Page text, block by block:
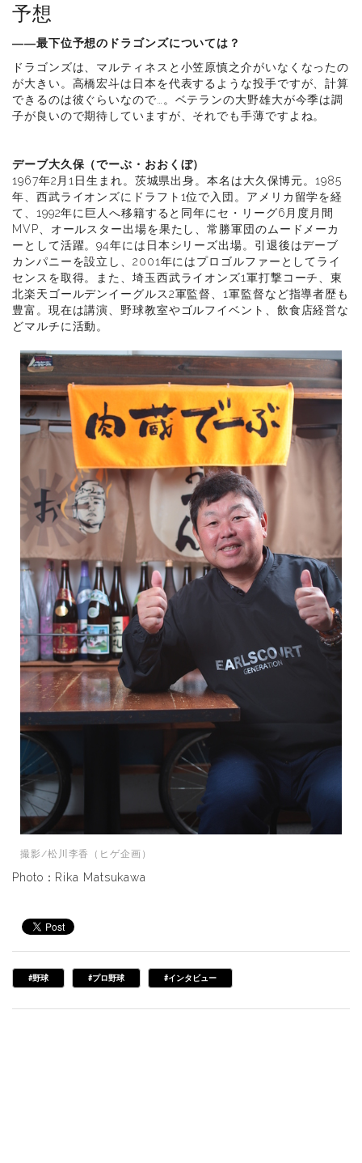
予想
――最下位予想のドラゴンズについては？
ドラゴンズは、マルティネスと小笠原慎之介がいなくなったの
が大きい。高橋宏斗は日本を代表するような投手ですが、計算
できるのは彼ぐらいなので…。ベテランの大野雄大が今季は調
子が良いので期待していますが、それでも手薄ですよね。
デーブ大久保（でーぶ・おおくぼ）
1967年2月1日生まれ。茨城県出身。本名は大久保博元。1985
年、西武ライオンズにドラフト1位で入団。アメリカ留学を経
て、1992年に巨人へ移籍すると同年にセ・リーグ6月度月間
MVP、オールスター出場を果たし、常勝軍団のムードメーカ
ーとして活躍。94年には日本シリーズ出場。引退後はデーブ
カンパニーを設立し、2001年にはプロゴルファーとしてライ
センスを取得。また、埼玉西武ライオンズ1軍打撃コーチ、東
北楽天ゴールデンイーグルス2軍監督、1軍監督など指導者歴も
豊富。現在は講演、野球教室やゴルフイベント、飲食店経営な
どマルチに活動。
撮影/松川李香（ヒゲ企画）
Photo：Rika Matsukawa
#野球 #プロ野球 #インタビュー